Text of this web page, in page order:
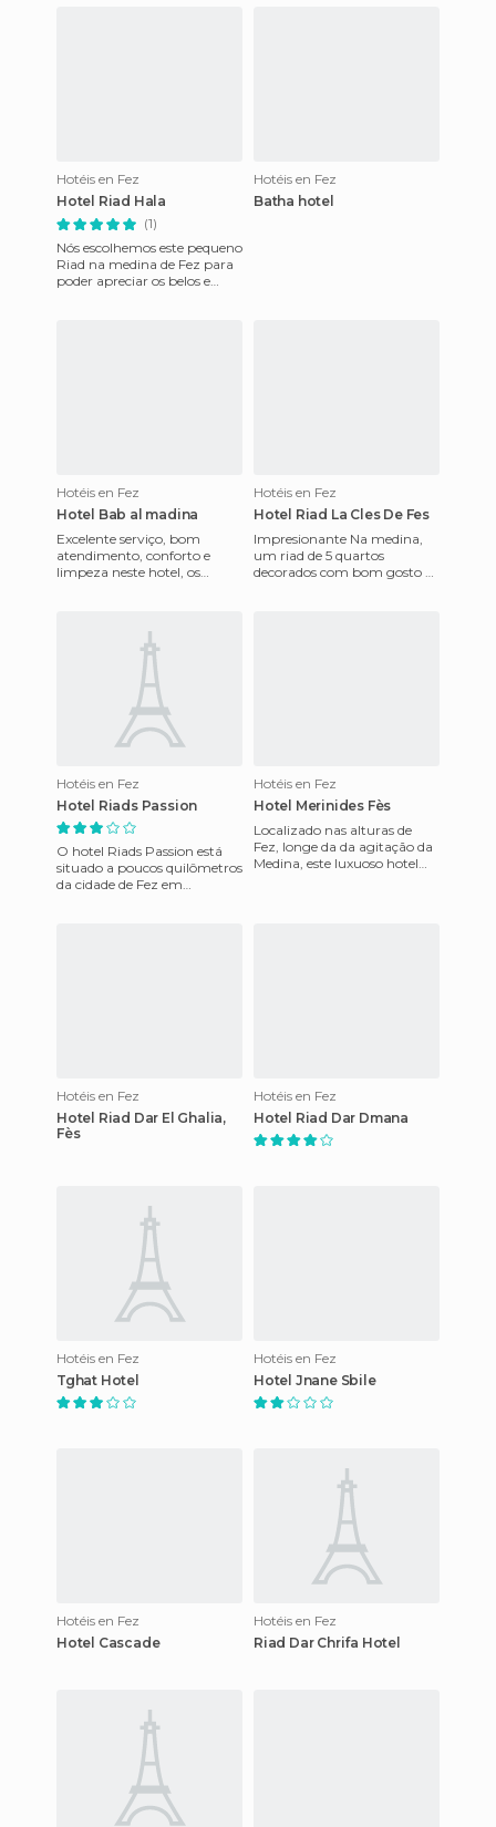
Hotéis en Fez
Hotel Riad Hala
(1)
Nós escolhemos este pequeno
Riad na medina de Fez para
poder apreciar os belos e
Hotéis en Fez
Batha hotel
Hotéis en Fez
Hotel Bab al madina
Excelente serviço, bom
atendimento, conforto e
limpeza neste hotel, os
Hotéis en Fez
Hotel Riad La Cles De Fes
Impresionante Na medina,
um riad de 5 quartos
decorados com bom gosto e
Hotéis en Fez
Hotel Riads Passion
O hotel Riads Passion está
situado a poucos quilômetros
da cidade de Fez em
Hotéis en Fez
Hotel Merinides Fès
Localizado nas alturas de
Fez, longe da da agitação da
Medina, este luxuoso hotel
Hotéis en Fez
Hotel Riad Dar El Ghalia,
Fès
Hotéis en Fez
Hotel Riad Dar Dmana
Hotéis en Fez
Tghat Hotel
Hotéis en Fez
Hotel Jnane Sbile
Hotéis en Fez
Hotel Cascade
Hotéis en Fez
Riad Dar Chrifa Hotel